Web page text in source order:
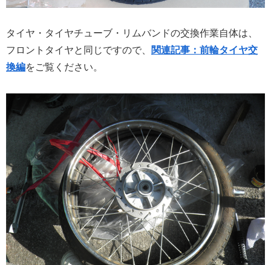
タイヤ・タイヤチューブ・リムバンドの交換作業自体は、
フロントタイヤと同じですので、
関連記事：前輪タイヤ交
換編をご覧ください。